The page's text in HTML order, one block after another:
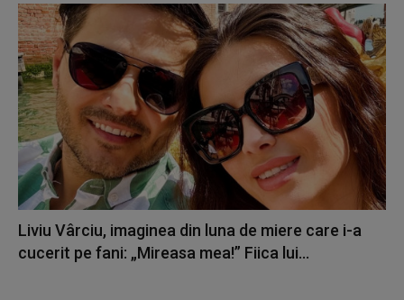
Liviu Vârciu, imaginea din luna de miere care i-a
cucerit pe fani: „Mireasa mea!” Fiica lui...